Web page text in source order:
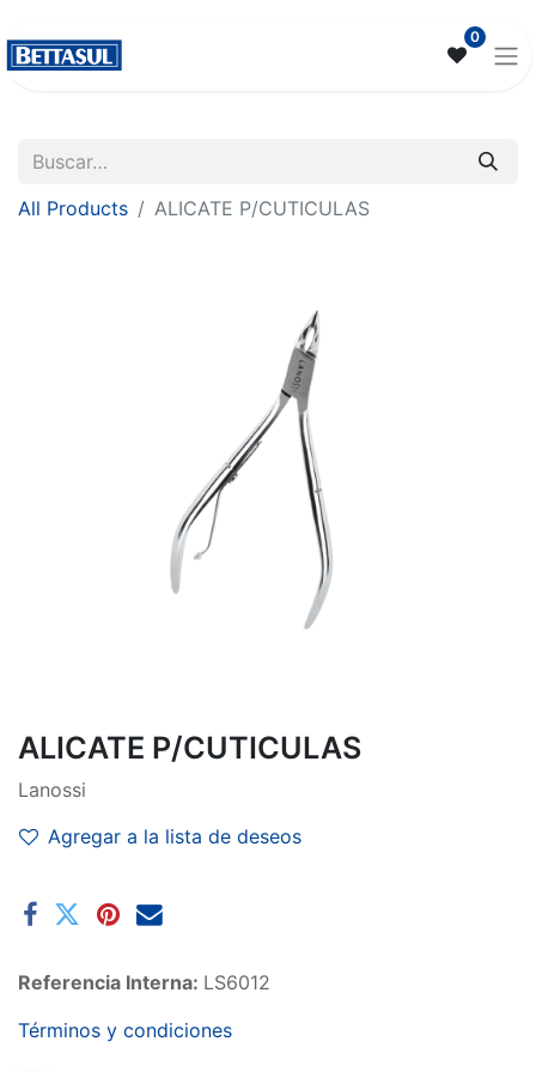
0
All Products ALICATE P/CUTICULAS
ALICATE P/CUTICULAS
Lanossi
Agregar a la lista de deseos
Referencia Interna: LS6012
Términos y condiciones